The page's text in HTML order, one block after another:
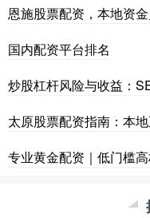
恩施股票配资，本地资
国内配资平台排名
炒股杠杆风险与收益：
太原股票配资指南：本
专业黄金配资｜低门槛